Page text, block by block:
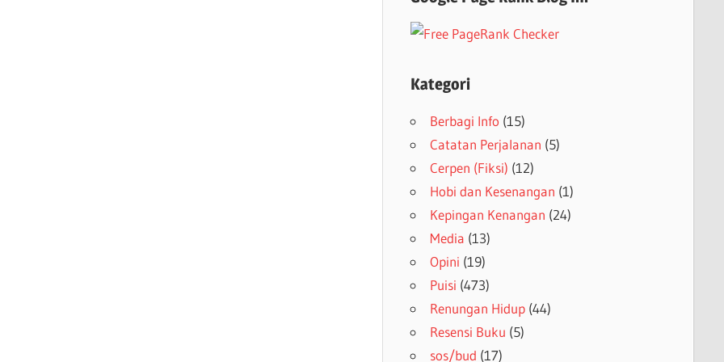
Kategori
Berbagi Info (15)
Catatan Perjalanan (5)
Cerpen (Fiksi) (12)
Hobi dan Kesenangan (1)
Kepingan Kenangan (24)
Media (13)
Opini (19)
Puisi (473)
Renungan Hidup(44)
Resensi Buku (5)
sos/bud (17)